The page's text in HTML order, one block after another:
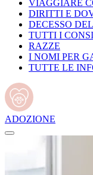
VIAGGIARE
DIRITTI E
DECESSO
TUTTI I
RAZZE
I NOMI PER
TUTTE LE
ADOZIONE